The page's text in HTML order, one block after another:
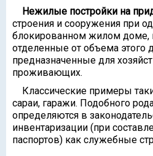
Нежилые постройки на
строения и сооружения при
блокированном жилом доме,
отделенные от объема этого
предназначенные для
проживающих.
Классические примеры
сараи, гаражи. Подобного
определяются в
инвентаризации (при
паспортов) как служебные